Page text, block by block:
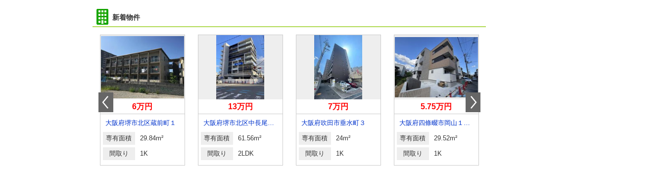
新着物件
6万円
大阪府堺市北区蔵前町１
専有面積 29.84m²
間取り 1K
13万円
大阪府堺市北区中長尾町４
専有面積 61.56m²
間取り 2LDK
7万円
大阪府吹田市垂水町３
専有面積 24m²
間取り 1K
5.75万円
大阪府四條畷市岡山１丁目
専有面積 29.52m²
間取り 1K